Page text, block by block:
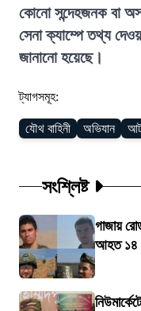
কোনো সন্দেহজনক বা
সেনা ক্যাম্পে তথ্য
জানানো হয়েছে।
ট্যাগসমূহ:
যৌথ বাহিনী অভিযান
সংশ্লিষ্ট
গাজায়
আহত ১৪